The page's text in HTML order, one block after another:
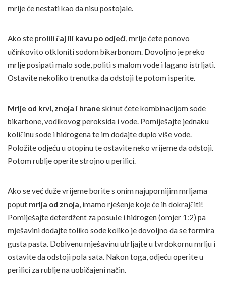
mrlje će nestati kao da nisu postojale.
Ako ste prolili čaj ili kavu po odjeći, mrlje ćete ponovo
učinkovito otkloniti sodom bikarbonom. Dovoljno je preko
mrlje posipati malo sode, politi s malom vode i lagano istrljati.
Ostavite nekoliko trenutka da odstoji te potom isperite.
Mrlje od krvi, znoja i hrane skinut ćete kombinacijom sode
bikarbone, vodikovog peroksida i vode. Pomiješajte jednaku
količinu sode i hidrogena te im dodajte duplo više vode.
Položite odjeću u otopinu te ostavite neko vrijeme da odstoji.
Potom rublje operite strojno u perilici.
Ako se već duže vrijeme borite s onim najupornijim mrljama
poput mrlja od znoja, imamo rješenje koje će ih dokrajčiti!
Pomiješajte deterdžent za posuđe i hidrogen (omjer 1:2) pa
mješavini dodajte toliko sode koliko je dovoljno da se formira
gusta pasta. Dobivenu mješavinu utrljajte u tvrdokornu mrlju i
ostavite da odstoji pola sata. Nakon toga, odjeću operite u
perilici za rublje na uobičajeni način.